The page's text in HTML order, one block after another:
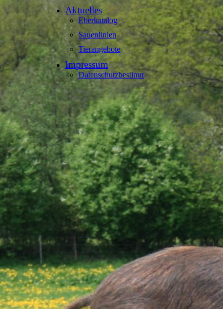
Aktuelles
Eberkatalog
Sauenlinien
Tierangebote
Impressum
Datenschutzbestimmungen